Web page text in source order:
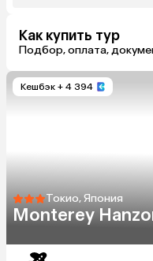
Как купить тур
Подбор, оплата,
Кешбэк + 4 394
Токио, Япония
Monterey